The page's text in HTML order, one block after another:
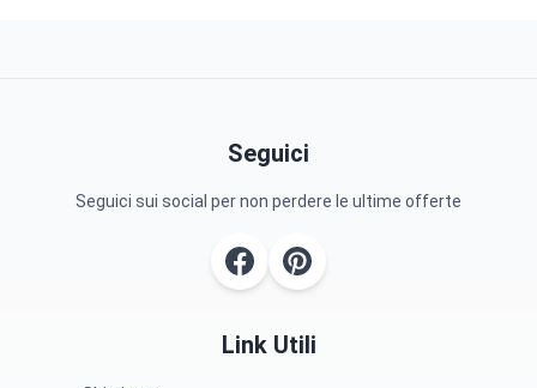
Seguici
Seguici sui social per non perdere le ultime offerte
Link Utili